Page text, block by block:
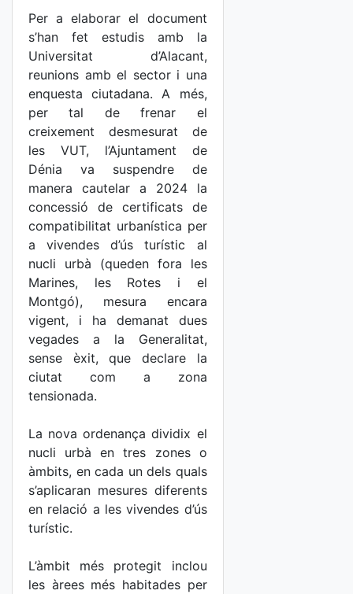
Per a elaborar el document
s’han fet estudis amb la
Universitat d’Alacant,
reunions amb el sector i una
enquesta ciutadana. A més,
per tal de frenar el
creixement desmesurat de
les VUT, l’Ajuntament de
Dénia va suspendre de
manera cautelar a 2024 la
concessió de certificats de
compatibilitat urbanística per
a vivendes d’ús turístic al
nucli urbà (queden fora les
Marines, les Rotes i el
Montgó), mesura encara
vigent, i ha demanat dues
vegades a la Generalitat,
sense èxit, que declare la
ciutat com a zona
tensionada.
La nova ordenança dividix el
nucli urbà en tres zones o
àmbits, en cada un dels quals
s’aplicaran mesures diferents
en relació a les vivendes d’ús
turístic.
L’àmbit més protegit inclou
les àrees més habitades per